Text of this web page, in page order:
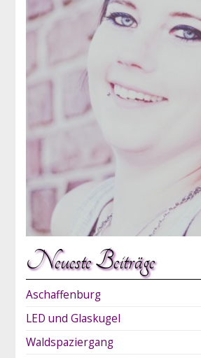
Neueste Beiträge
Aschaffenburg
LED und Glaskugel
Waldspaziergang